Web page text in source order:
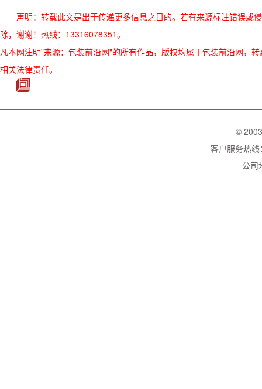
声明：转载此文是出于传递更多信息之目的。若有来源标注错误或
除，谢谢！热线：13316078351。
凡本网注明"来源：包装前沿网"的所有作品，版权均属于包装前沿网，
相关法律责任。
©
客户服务热
公司